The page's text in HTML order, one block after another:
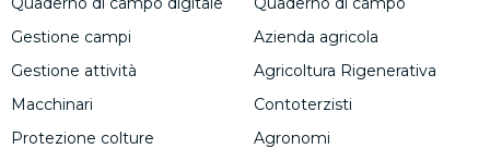
Gestione campi
Gestione attività
Macchinari
Protezione colture
Azienda agricola
Agricoltura Rigenerativa
Contoterzisti
Agronomi